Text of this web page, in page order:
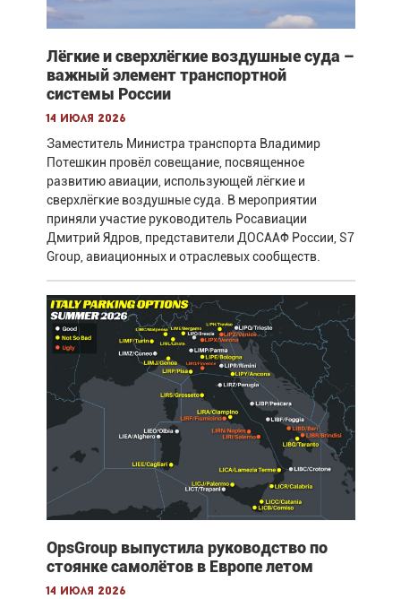
Лёгкие и сверхлёгкие воздушные суда –
важный элемент транспортной
системы России
14 июля 2026
Заместитель Министра транспорта Владимир
Потешкин провёл совещание, посвященное
развитию авиации, использующей лёгкие и
сверхлёгкие воздушные суда. В мероприятии
приняли участие руководитель Росавиации
Дмитрий Ядров, представители ДОСААФ России, S7
Group, авиационных и отраслевых сообществ.
OpsGroup выпустила руководство по
стоянке самолётов в Европе летом
14 июля 2026